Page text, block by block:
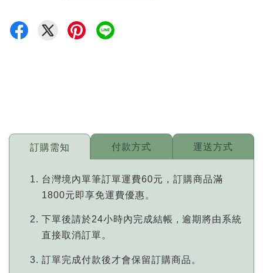
訂購需知
台灣境內單筆訂單運費60元，訂購商品滿
1800元即享免運費優惠。
下單後請於24小時內完成結帳 , 逾期將由系統
直接取消訂單。
訂單完成付款後才會保留訂購商品。
付款方式 運送方式